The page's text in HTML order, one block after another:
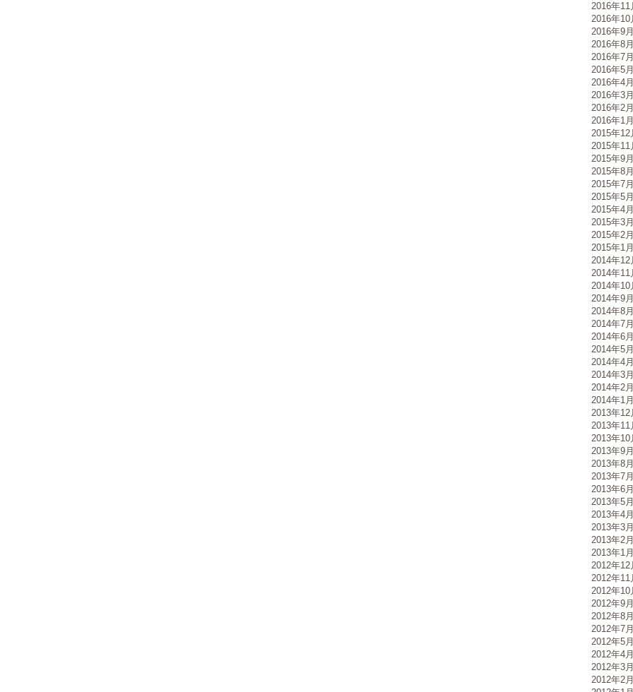
2016年11
2016年10
2016年9月
2016年8月
2016年7月
2016年5月
2016年4月
2016年3月
2016年2月
2016年1月
2015年12
2015年11
2015年9月
2015年8月
2015年7月
2015年5月
2015年4月
2015年3月
2015年2月
2015年1月
2014年12
2014年11
2014年10
2014年9月
2014年8月
2014年7月
2014年6月
2014年5月
2014年4月
2014年3月
2014年2月
2014年1月
2013年12
2013年11
2013年10
2013年9月
2013年8月
2013年7月
2013年6月
2013年5月
2013年4月
2013年3月
2013年2月
2013年1月
2012年12
2012年11
2012年10
2012年9月
2012年8月
2012年7月
2012年5月
2012年4月
2012年3月
2012年2月